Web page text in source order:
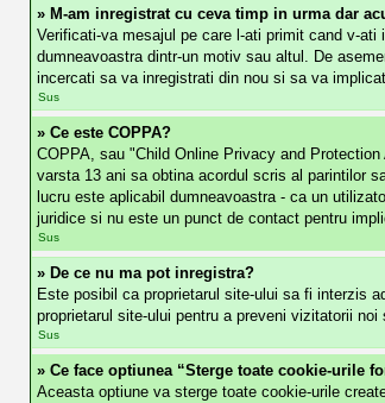
» M-am inregistrat cu ceva timp in urma dar
Verificati-va mesajul pe care l-ati primit cand v-
dumneavoastra dintr-un motiv sau altul. De
incercati sa va inregistrati din nou si sa va
Sus
» Ce este COPPA?
COPPA, sau "Child Online Privacy and
varsta 13 ani sa obtina acordul scris al parintilor
lucru este aplicabil dumneavoastra - ca un
juridice si nu este un punct de contact pentru
Sus
» De ce nu ma pot inregistra?
Este posibil ca proprietarul site-ului sa fi interzis
proprietarul site-ului pentru a preveni vizitatorii
Sus
» Ce face optiunea “Sterge toate cookie-urile
Aceasta optiune va sterge toate cookie-urile